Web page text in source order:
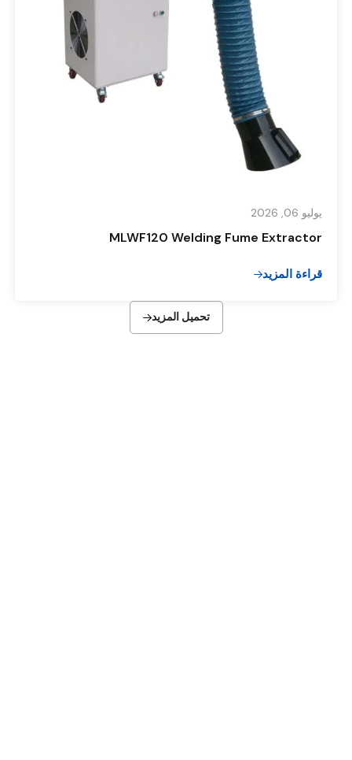
يوليو 06, 2026
MLWF120 Welding Fume Extractor
قراءة المزيد
تحميل المزيد